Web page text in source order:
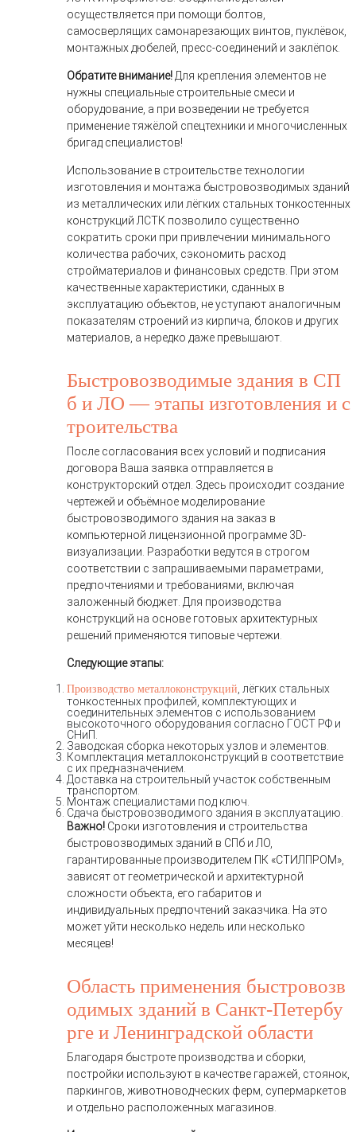
осуществляется при помощи болтов,
самосверлящих самонарезающих винтов, пуклёвок,
монтажных дюбелей, пресс-соединений и заклёпок.
Обратите внимание!Для крепления элементов не
нужны специальные строительные смеси и
оборудование, а при возведении не требуется
применение тяжёлой спецтехники и многочисленных
бригад специалистов!
Использование в строительстве технологии
изготовления и монтажа быстровозводимых зданий
из металлических или лёгких стальных тонкостенных
конструкций ЛСТК позволило существенно
сократить сроки при привлечении минимального
количества рабочих, сэкономить расход
стройматериалов и финансовых средств. При этом
качественные характеристики, сданных в
эксплуатацию объектов, не уступают аналогичным
показателям строений из кирпича, блоков и других
материалов, а нередко даже превышают.
Быстровозводимые здания в СП
б и ЛО — этапы изготовления и с
троительства
После согласования всех условий и подписания
договора Ваша заявка отправляется в
конструкторский отдел. Здесь происходит создание
чертежей и объёмное моделирование
быстровозводимого здания на заказ в
компьютерной лицензионной программе 3D-
визуализации. Разработки ведутся в строгом
соответствии с запрашиваемыми параметрами,
предпочтениями и требованиями, включая
заложенный бюджет. Для производства
конструкций на основе готовых архитектурных
решений применяются типовые чертежи.
Следующие этапы:
Производство металлоконструкций, лёгких стальных
тонкостенных профилей, комплектующих и
соединительных элементов с использованием
высокоточного оборудования согласно ГОСТ РФ и
СНиП.
Заводская сборка некоторых узлов и элементов.
Комплектация металлоконструкций в соответствие
с их предназначением.
Доставка на строительный участок собственным
транспортом.
Монтаж специалистами под ключ.
Сдача быстровозводимого здания в эксплуатацию.
Важно! Сроки изготовления и строительства
быстровозводимых зданий в СПб и ЛО,
гарантированные производителем ПК «СТИЛПРОМ»,
зависят от геометрической и архитектурной
сложности объекта, его габаритов и
индивидуальных предпочтений заказчика. На это
может уйти несколько недель или несколько
месяцев!
Область применения быстровозв
одимых зданий в Санкт-Петербу
рге и Ленинградской области
Благодаря быстроте производства и сборки,
постройки используют в качестве гаражей, стоянок,
паркингов, животноводческих ферм, супермаркетов
и отдельно расположенных магазинов.